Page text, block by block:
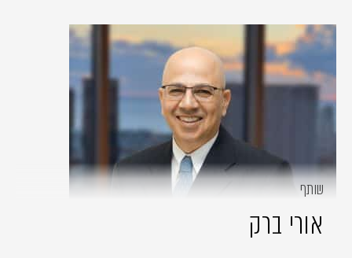
שותף
אורי ברק